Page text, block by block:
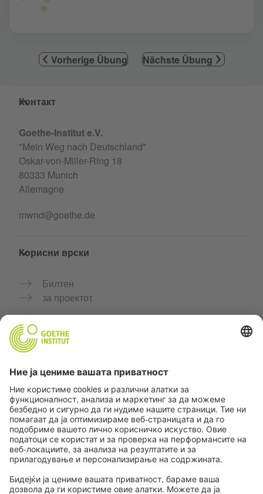
Vorherige Übung Nächste Übung
Service- und Informationsbereich
Контакт
Goethe-Institut e.V.
"Mein Weg nach Deutschland"
Oskar-von-Miller-Ring 18
80333 Munich
Allemagne
mwnd@goethe.de
Корисни врски
Билтен
за проектот
Дополнителни веб-страници
Заедница „Германски јазик за тебе"
Вежбајте германски бесплатно
Курсеви по германски јазик на Goethe-Institut
Портал за наставници „Deutschstunde“
Приватност и пристапност